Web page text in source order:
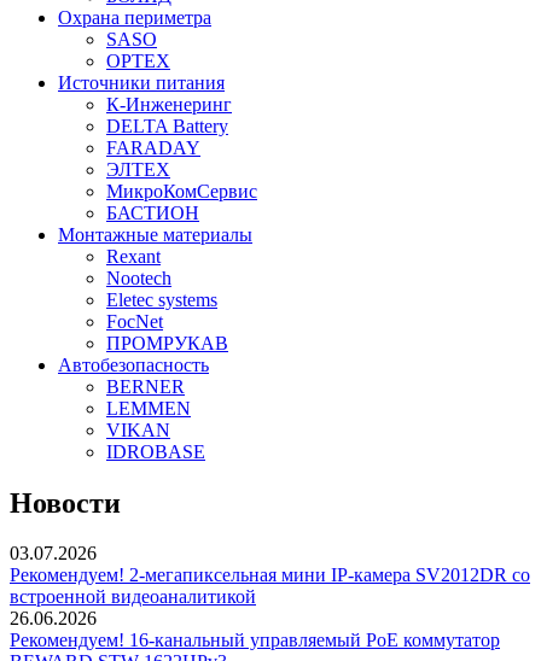
Охрана периметра
SASO
OPTEX
Источники питания
К-Инженеринг
DELTA Battery
FARADAY
ЭЛТЕХ
МикроКомСервис
БАСТИОН
Монтажные материалы
Rexant
Nootech
Eletec systems
FocNet
ПРОМРУКАВ
Автобезопасность
BERNER
LEMMEN
VIKAN
IDROBASE
Новости
03.07.2026
Рекомендуем! 2-мегапиксельная мини IP-камера SV2012DR со
встроенной видеоаналитикой
26.06.2026
Рекомендуем! 16-канальный управляемый PoE коммутатор